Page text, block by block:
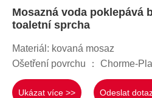
Mosazná voda poklepává
toaletní sprcha
Materiál: kovaná mosaz
Ošetření povrchu ： Chorme-
Ukázat více >> Odeslat